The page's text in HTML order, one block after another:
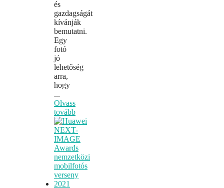
és
gazdagságát
kívánják
bemutatni.
Egy
fotó
jó
lehetőség
arra,
hogy
...
Olvass
tovább